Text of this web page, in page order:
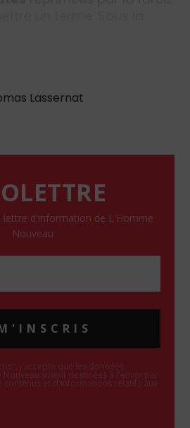
Lassernat
lettre d'information de L'Homme
Nouveau
j'accepte que les données
soient destinées à l'envoi par
contenus et d'informations relatifs aux